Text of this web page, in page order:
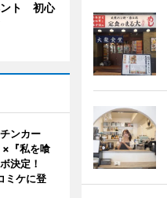
ント 初心
ンカー
×『私を喰
決定！
ミケに登